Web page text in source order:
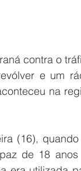
contra o
e um
na
(16),
de 18 anos